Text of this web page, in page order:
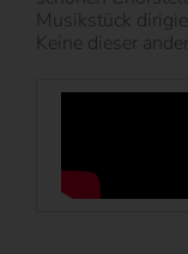
Musikstück
Keine dieser